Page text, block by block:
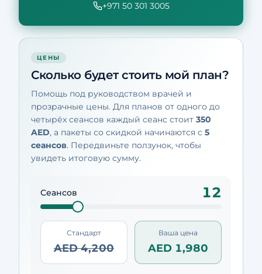
+971 50 301 3005
ЦЕНЫ
Сколько будет стоить мой план?
Помощь под руководством врачей и
прозрачные цены. Для планов от одного до
четырёх сеансов каждый сеанс стоит 350
AED, а пакеты со скидкой начинаются с 5
сеансов. Передвиньте ползунок, чтобы
увидеть итоговую сумму.
Сеансов 12
Стандарт
AED 4,200
Ваша цена
AED 1,980